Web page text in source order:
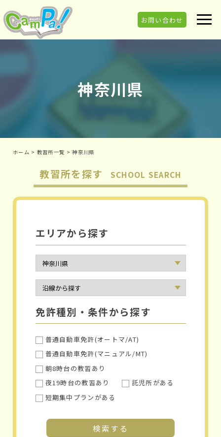
お問い合わせ
神奈川県
ホーム > 教習所一覧 >神奈川県
教習所を探す SCHOOL SEARCH
エリアから探す
免許種別・条件から探す
普通自動車免許(オートマ/AT)
普通自動車免許(マニュアル/MT)
朝8時台の教習あり
夜19時台の教習あり
託児所がある
短期集中プランがある